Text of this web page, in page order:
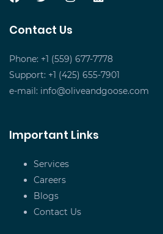
Contact Us
Phone: +1 (559) 677-7778
Support: +1 (425) 655-7901
e-mail: info@oliveandgoose.com
Important Links
Services
Careers
Blogs
Contact Us